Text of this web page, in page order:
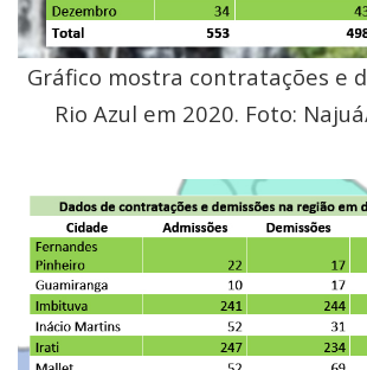
Gráfico mostra contratações e
Rio Azul em 2020. Foto: